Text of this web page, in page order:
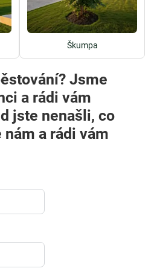
Škumpa
Jsme
a rádi vám
jste nenašli, co
a rádi vám